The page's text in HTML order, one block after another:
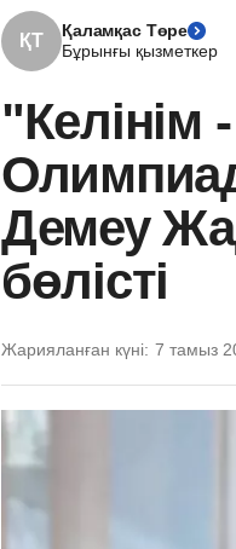
ҚТ
Қаламқас Төре
Бұрынғы қызметкер
"Келінім
Демеу
бөлісті
Жарияланған күні: 7 тамыз